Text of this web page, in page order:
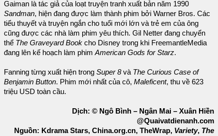
Gaiman là tác giả của loạt truyện tranh xuất bản năm 1990
Sandman, hiện đang được làm thành phim bởi Warner Bros. Các
tiểu thuyết và truyện ngắn cho tuổi mới lớn và trẻ em của ông
cũng được các nhà làm phim yêu thích. Gil Netter đang chuyển
thể The Graveyard Book cho Disney trong khi FreemantleMedia
đang lên kế hoạch làm phimAmerican Gods for Starz.
Fanning từng xuất hiện trong Super 8và The Curious Case of
Benjamin Button. Phim mới nhất của cô, Maleficent, thu về 623
triệu USD toàn cầu.
Dịch: © Ngô Bình – Ngân Mai – Xuân Hiền
@Quaivatdienanh.com
Nguồn: Kdrama Stars, China.org.cn, TheWrap, Variety, The